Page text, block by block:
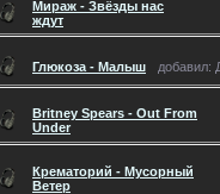
Мираж - Звёзды нас
ждут
Глюкоза - Малыш добавил:
Britney Spears - Out From
Under
Крематорий - Мусорный
Ветер